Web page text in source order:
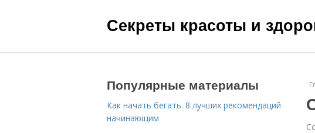
Секреты красоты и
Популярные материалы
Как начать бегать. 8 лучших рекомендаций
начинающим